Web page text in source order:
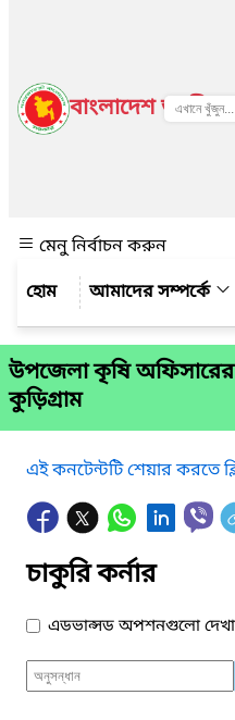
বাংলাদেশ জাতীয়
মেনু নির্বাচন করুন
আমাদের সম্পর্কে
উপজেলা কৃষি অফিসারের
কুড়িগ্রাম
এই কনটেন্টটি শেয়ার করতে
চাকুরি কর্নার
এডভান্সড অপশনগুলো